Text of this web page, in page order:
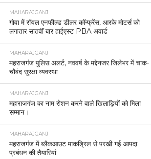
MAHARAJGANJ
गोवा में रॉयल एनफील्ड डीलर कॉन्फ्रेंस, आरके मोटर्स को
लगातार सातवीं बार हाईएस्ट PBA अवार्ड
MAHARAJGANJ
महराजगंज पुलिस अलर्ट, नववर्ष के मद्देनजर जिलेभर में चाक-
चौबंद सुरक्षा व्यवस्था
MAHARAJGANJ
महाराजगंज का नाम रोशन करने वाले खिलाड़ियों को मिला
सम्मान।
MAHARAJGANJ
महराजगंज में ब्लैकआउट माकड्रिल से परखी गई आपदा
प्रबंधन की तैयारियां